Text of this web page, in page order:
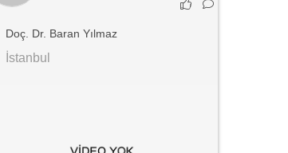
Doç. Dr. Baran Yılmaz
İstanbul